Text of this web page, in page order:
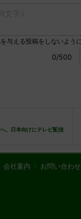
。日本向けにテレビ配信
会社案内 お問い合わせ